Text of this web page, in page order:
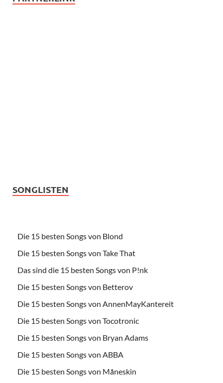
SONGLISTEN
Die 15 besten Songs von Blond
Die 15 besten Songs von Take That
Das sind die 15 besten Songs von P!nk
Die 15 besten Songs von Betterov
Die 15 besten Songs von AnnenMayKantereit
Die 15 besten Songs von Tocotronic
Die 15 besten Songs von Bryan Adams
Die 15 besten Songs von ABBA
Die 15 besten Songs von Måneskin